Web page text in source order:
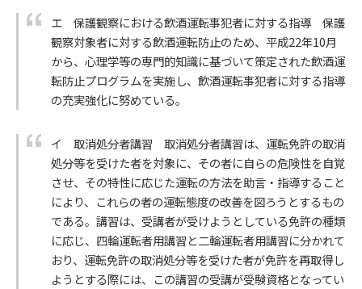
エ 保護観察における飲酒運転事犯者に対する指導 保護
観察対象者に対する飲酒運転防止のため、平成22年10月
から、心理学等の専門的知識に基づいて策定された飲酒運
転防止プログラムを実施し、飲酒運転事犯者に対する指導
の充実強化に努めている。
イ 取消処分者講習 取消処分者講習は、運転免許の取消
処分等を受けた者を対象に、その者に自らの危険性を自覚
させ、その特性に応じた運転の方法を助言・指導すること
により、これらの者の運転態度の改善を図ろうとするもの
である。講習は、受講者が受けようとしている免許の種類
に応じ、四輪運転者用講習と二輪運転者用講習に分かれて
おり、運転免許の取消処分等を受けた者が免許を再取得し
ようとする際には、この講習の受講が受験資格となってい